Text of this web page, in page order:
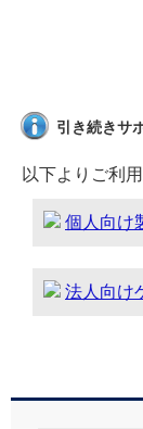
引き続きサ
以下よりご利
個人向け
法人向け